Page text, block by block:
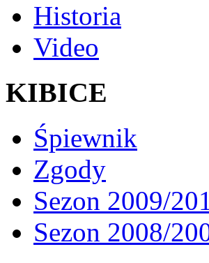
Historia
Video
KIBICE
Śpiewnik
Zgody
Sezon 2009/
Sezon 2008/